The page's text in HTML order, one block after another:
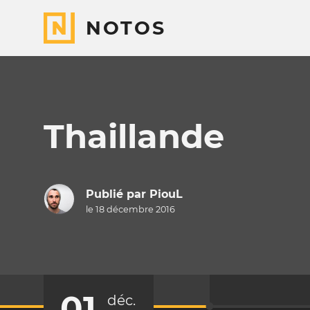
NOTOS
Thaillande
Publié par PiouL
le 18 décembre 2016
déc.